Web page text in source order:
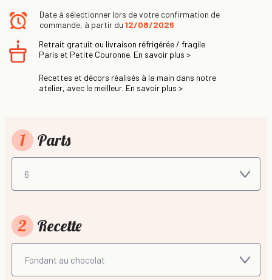
Date à sélectionner lors de votre confirmation de
commande, à partir du 12/08/2026
Retrait gratuit ou livraison réfrigérée / fragile
Paris et Petite Couronne. En savoir plus >
Recettes et décors réalisés à la main dans notre
atelier, avec le meilleur. En savoir plus >
1 Parts
2 Recette